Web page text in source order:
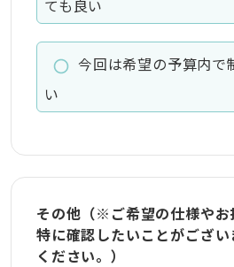
ても良い
今回は希望の予算内で
い
その他（※ご希望の仕様やお
特に確認したいことがござ
ください。）